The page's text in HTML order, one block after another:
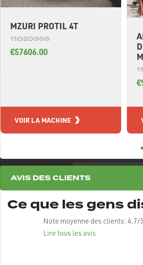
MZURI PROTIL 4T
11020968
€57606.00
VOIR LA MACHINE
M
AVIS DES CLIENTS
Ce que les gens
Note moyenne des clients: 4.7/5
Lire tous les avis